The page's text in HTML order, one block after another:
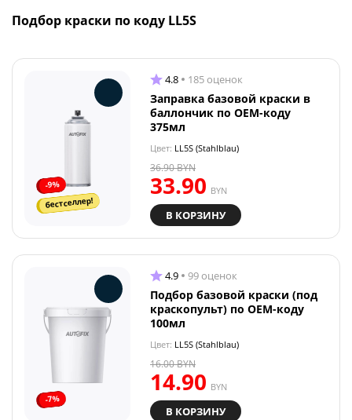
Подбор краски по коду LL5S
-9%
бестселлер!
4.8 185 оценок
Заправка базовой краски в
баллончик по OEM-коду
375мл
Цвет: LL5S (Stahlblau)
33.90 BYN
36.90BYN
В КОРЗИНУ
-7%
4.9 99 оценок
Подбор базовой краски (под
краскопульт) по OEM-коду
100мл
Цвет: LL5S (Stahlblau)
14.90 BYN
16.00BYN
В КОРЗИНУ